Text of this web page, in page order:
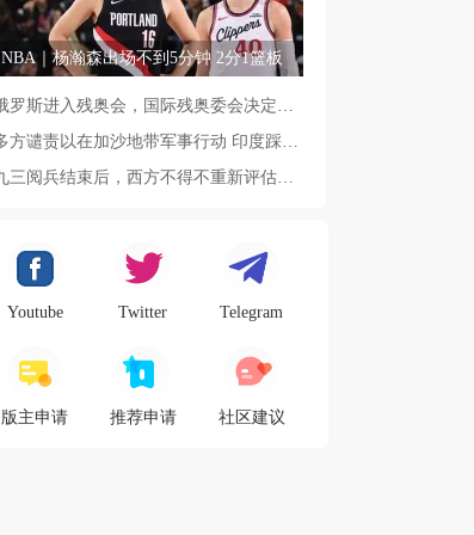
NBA｜杨瀚森出场不到5分钟 2分1篮板
Youtube Twitter Telegram
版主申请 推荐申请 社区建议